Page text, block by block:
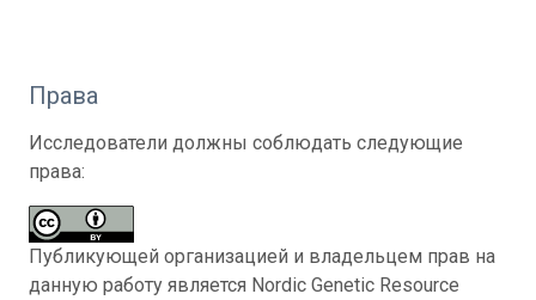
Права
Исследователи должны соблюдать следующие
права:
Публикующей организацией и владельцем прав на
данную работу является Nordic Genetic Resource